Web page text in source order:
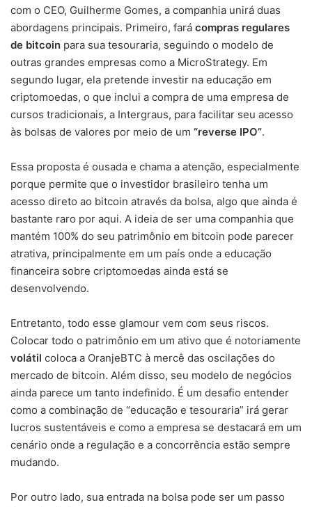
com o CEO, Guilherme Gomes, a companhia unirá duas
abordagens principais. Primeiro, fará compras regulares
de bitcoin para sua tesouraria, seguindo o modelo de
outras grandes empresas como a MicroStrategy. Em
segundo lugar, ela pretende investir na educação em
criptomoedas, o que inclui a compra de uma empresa de
cursos tradicionais, a Intergraus, para facilitar seu acesso
às bolsas de valores por meio de um “reverse IPO”.
Essa proposta é ousada e chama a atenção, especialmente
porque permite que o investidor brasileiro tenha um
acesso direto ao bitcoin através da bolsa, algo que ainda é
bastante raro por aqui. A ideia de ser uma companhia que
mantém 100% do seu patrimônio em bitcoin pode parecer
atrativa, principalmente em um país onde a educação
financeira sobre criptomoedas ainda está se
desenvolvendo.
Entretanto, todo esse glamour vem com seus riscos.
Colocar todo o patrimônio em um ativo que é notoriamente
volátil coloca a OranjeBTC à mercê das oscilações do
mercado de bitcoin. Além disso, seu modelo de negócios
ainda parece um tanto indefinido. É um desafio entender
como a combinação de “educação e tesouraria” irá gerar
lucros sustentáveis e como a empresa se destacará em um
cenário onde a regulação e a concorrência estão sempre
mudando.
Por outro lado, sua entrada na bolsa pode ser um passo